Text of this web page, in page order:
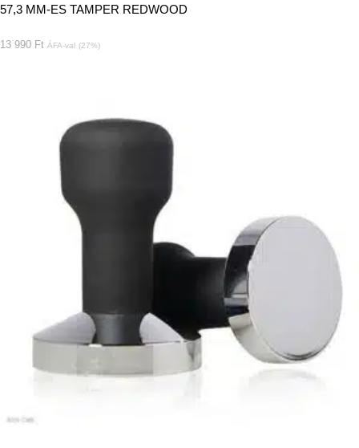
57,3 MM-ES TAMPER REDWOOD
13 990 Ft ÁFA-val (27%)